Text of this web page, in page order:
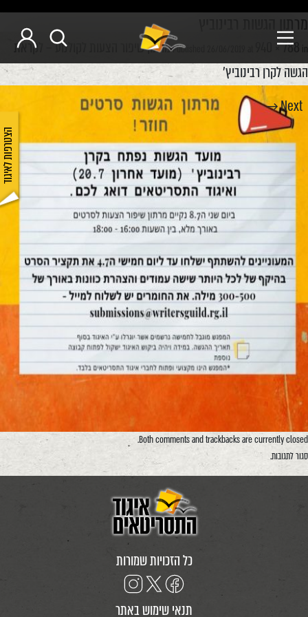
הצטרפות לאיגוד
מרתון הגשות רבינוביץ
Published 940 × 788 in
מרתון שיפור הצעות לקולנוע – לקראת
הגשה לקרן רבינוביץ'
Next →
Both comments and trackbacks are currently closed.
סגור לתגובות.
כל הזכויות שמורות
תנאי שימוש באתר